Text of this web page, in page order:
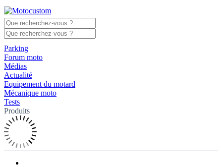
Parking
Forum moto
Médias
Actualité
Equipement du motard
Mécanique moto
Tests
Produits